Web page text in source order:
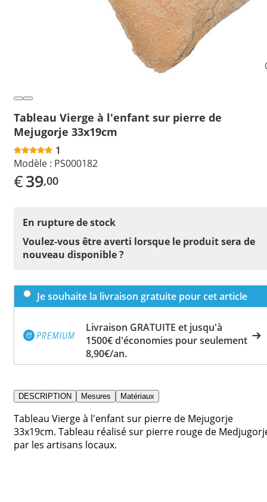
Tableau Vierge à l'enfant sur pierre de
Mejugorje 33x19cm
1
Modèle : PS000182
€39,00
En rupture de stock
Voulez-vous être averti lorsque le produit sera de
nouveau disponible ?
Je souhaite la livraison gratuite pour cet article
Livraison GRATUITE et jusqu'à
1500€ d'économies pour seulement
8,90€/an.
DESCRIPTION Mesures Matériaux
Tableau Vierge à l'enfant sur pierre de Mejugorje
33x19cm. Tableau réalisé sur pierre rouge de
par les artisans locaux.